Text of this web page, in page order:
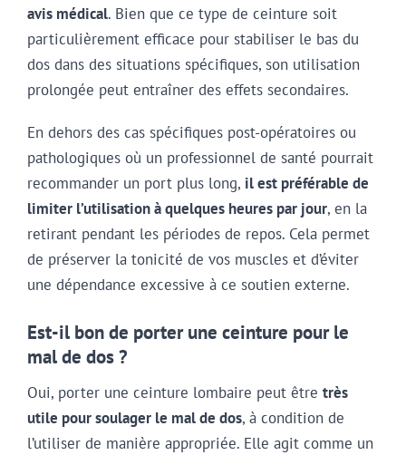
avis médical. Bien que ce type de ceinture soit
particulièrement efficace pour stabiliser le bas du
dos dans des situations spécifiques, son utilisation
prolongée peut entraîner des effets secondaires.
En dehors des cas spécifiques post-opératoires ou
pathologiques où un professionnel de santé pourrait
recommander un port plus long, il est préférable de
limiter l’utilisation à quelques heures par jour, en la
retirant pendant les périodes de repos. Cela permet
de préserver la tonicité de vos muscles et d’éviter
une dépendance excessive à ce soutien externe.
Est-il bon de porter une ceinture pour le
mal de dos ?
Oui, porter une ceinture lombaire peut être très
utile pour soulager le mal de dos, à condition de
l’utiliser de manière appropriée. Elle agit comme un